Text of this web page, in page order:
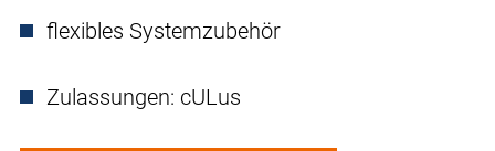
flexibles Systemzubehör
Zulassungen: cULus